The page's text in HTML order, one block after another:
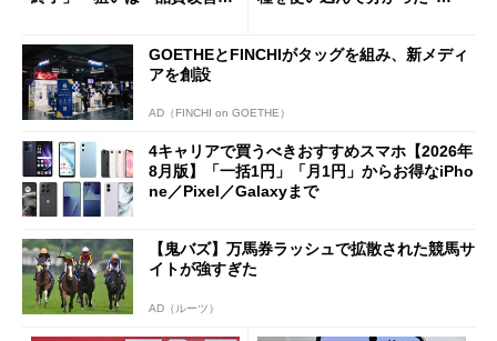
も
GOETHEとFINCHIがタッグを組み、新メディ
アを創設
AD（FINCHI on GOETHE）
4キャリアで買うべきおすすめスマホ【2026年
8月版】「一括1円」「月1円」からお得なiPho
ne／Pixel／Galaxyまで
【鬼バズ】万馬券ラッシュで拡散された競馬サ
イトが強すぎた
AD（ルーツ）